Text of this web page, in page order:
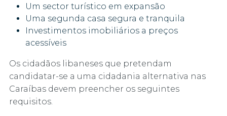
Um sector turístico em expansão
Uma segunda casa segura e tranquila
Investimentos imobiliários a preços
acessíveis
Os cidadãos libaneses que pretendam
candidatar-se a uma cidadania alternativa nas
Caraíbas devem preencher os seguintes
requisitos.